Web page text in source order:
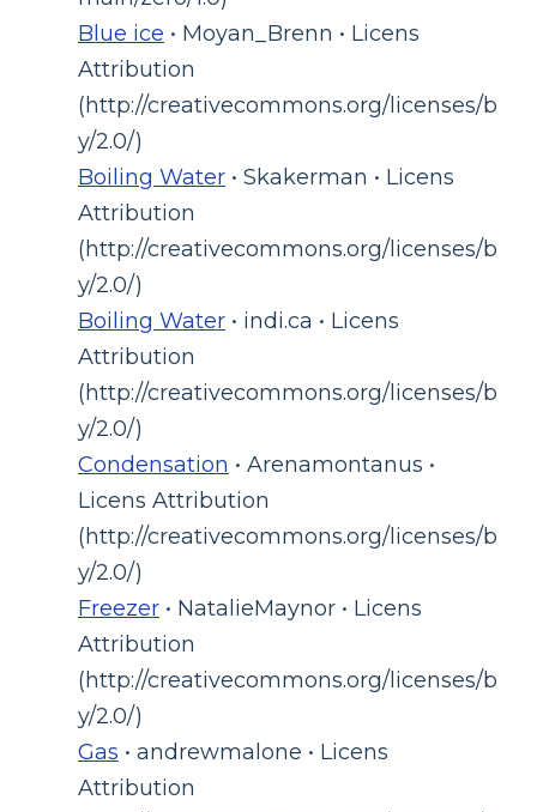
Blue ice • Moyan_Brenn • Licens
Attribution
(http://creativecommons.org/licenses/b
y/2.0/)
Boiling Water • Skakerman • Licens
Attribution
(http://creativecommons.org/licenses/b
y/2.0/)
Boiling Water • indi.ca • Licens
Attribution
(http://creativecommons.org/licenses/b
y/2.0/)
Condensation • Arenamontanus •
Licens Attribution
(http://creativecommons.org/licenses/b
y/2.0/)
Freezer • NatalieMaynor • Licens
Attribution
(http://creativecommons.org/licenses/b
y/2.0/)
Gas • andrewmalone • Licens
Attribution